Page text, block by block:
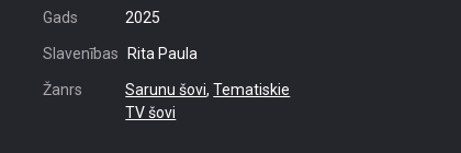
Gads 2025
Slavenības Rita Paula
Žanrs Sarunu šovi,Tematiskie
TV šovi